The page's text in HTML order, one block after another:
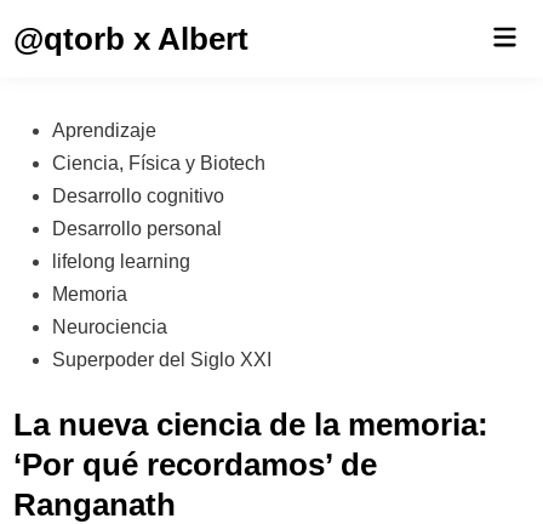
@qtorb x Albert
Publicado
en
Aprendizaje
Ciencia, Física y Biotech
Desarrollo cognitivo
Desarrollo personal
lifelong learning
Memoria
Neurociencia
Superpoder del Siglo XXI
La nueva ciencia de la memoria:
‘Por qué recordamos’ de
Ranganath